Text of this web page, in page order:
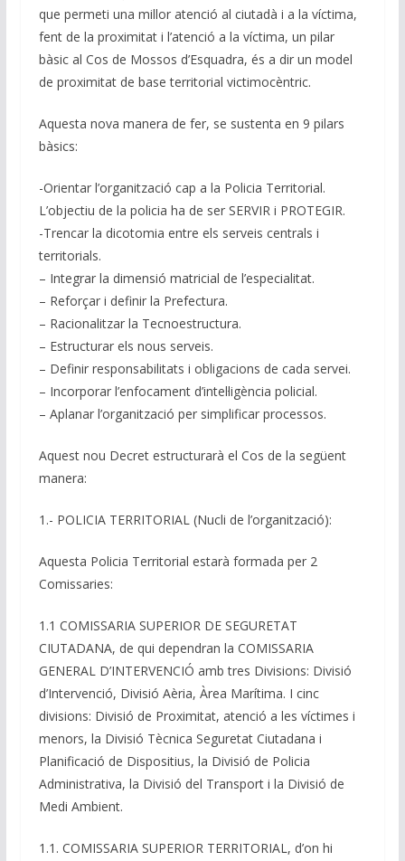
que permeti una millor atenció al ciutadà i a la víctima,
fent de la proximitat i l’atenció a la víctima, un pilar
bàsic al Cos de Mossos d’Esquadra, és a dir un model
de proximitat de base territorial victimocèntric.
Aquesta nova manera de fer, se sustenta en 9 pilars
bàsics:
-Orientar l’organització cap a la Policia Territorial.
L’objectiu de la policia ha de ser SERVIR i PROTEGIR.
-Trencar la dicotomia entre els serveis centrals i
territorials.
– Integrar la dimensió matricial de l’especialitat.
– Reforçar i definir la Prefectura.
– Racionalitzar la Tecnoestructura.
– Estructurar els nous serveis.
– Definir responsabilitats i obligacions de cada servei.
– Incorporar l’enfocament d’intel·ligència policial.
– Aplanar l’organització per simplificar processos.
Aquest nou Decret estructurarà el Cos de la següent
manera:
1.- POLICIA TERRITORIAL (Nucli de l’organització):
Aquesta Policia Territorial estarà formada per 2
Comissaries:
1.1 COMISSARIA SUPERIOR DE SEGURETAT
CIUTADANA, de qui dependran la COMISSARIA
GENERAL D’INTERVENCIÓ amb tres Divisions: Divisió
d’Intervenció, Divisió Aèria, Àrea Marítima. I cinc
divisions: Divisió de Proximitat, atenció a les víctimes i
menors, la Divisió Tècnica Seguretat Ciutadana i
Planificació de Dispositius, la Divisió de Policia
Administrativa, la Divisió del Transport i la Divisió de
Medi Ambient.
1.1. COMISSARIA SUPERIOR TERRITORIAL, d’on hi